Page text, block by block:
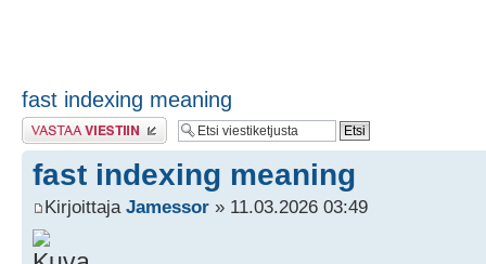
fast indexing meaning
Lähetä vastaus
fast indexing meaning
Kirjoittaja Jamessor » 11.03.2026 03:49